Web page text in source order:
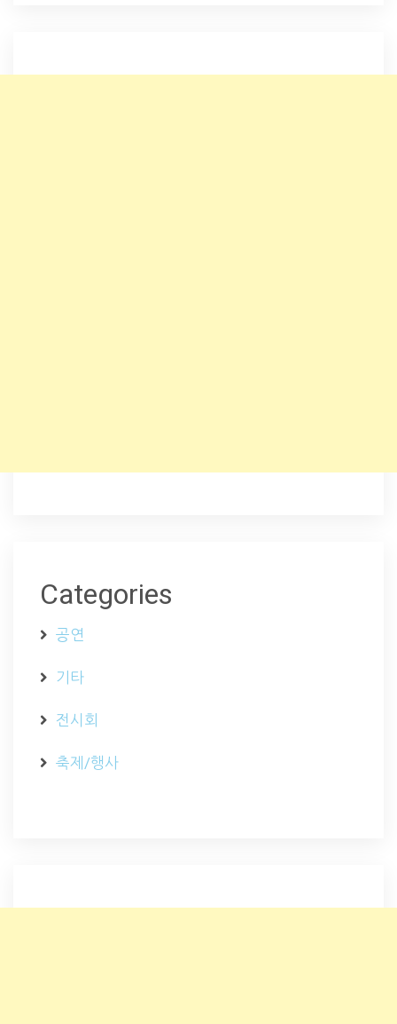
Categories
공연
기타
전시회
축제/행사